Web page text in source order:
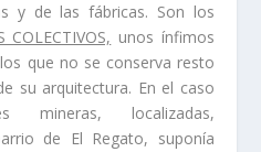
y de las fábricas. Son los
COLECTIVOS, unos í­nfimos
que no se conserva resto
su arquitectura. En el caso
mineras, localizadas,
de El Regato, suponí­a